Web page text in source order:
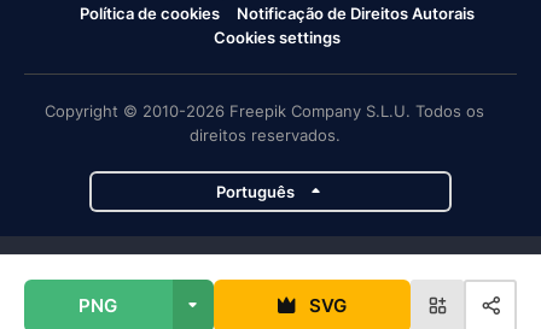
PNG SVG
Política de cookies
Notificação de Direitos Autorais
Cookies settings
Copyright © 2010-2026 Freepik Company S.L.U. Todos os
direitos reservados.
Português